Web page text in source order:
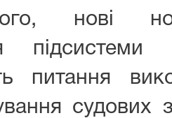
нові
підсистеми
питання
судових